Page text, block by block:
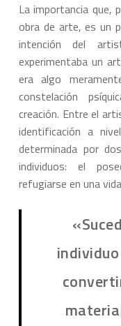
La importancia que,
obra de arte, es un
intención del
experimentaba un
era algo
constelación
creación. Entre el
identificación a
determinada por
individuos: el
refugiarse en una